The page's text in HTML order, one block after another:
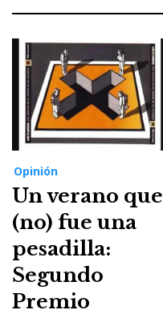
Opinión
Un verano que
(no) fue una
pesadilla:
Segundo
Premio